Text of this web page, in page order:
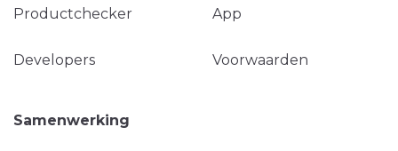
Productchecker App
Developers Voorwaarden
Samenwerking